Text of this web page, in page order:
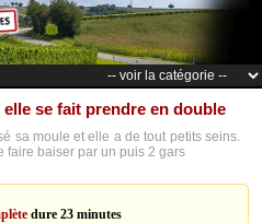
se fait prendre en double
sa moule et elle a de tout petits seins.
faire baiser par un puis 2 gars
dure 23 minutes